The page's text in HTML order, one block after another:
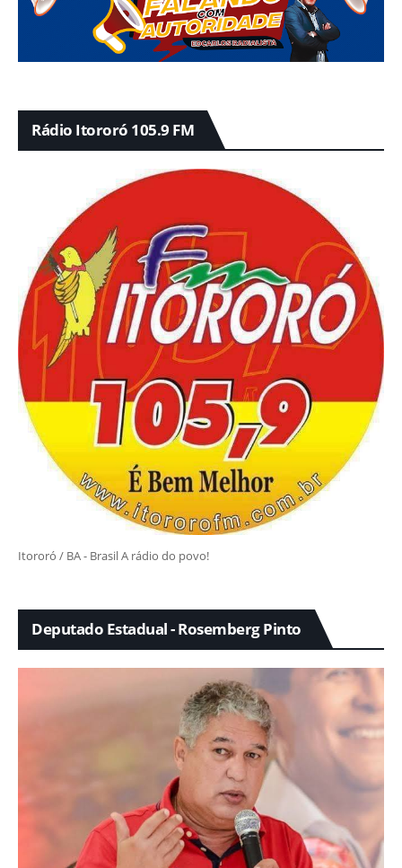
Rádio Itororó 105.9 FM
Itororó / BA - Brasil A rádio do povo!
Deputado Estadual - Rosemberg Pinto